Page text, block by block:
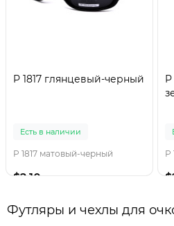
P 1817 глянцевый-черный
Есть в наличии
P 1817 матовый-черный
$2.10
Футляры и чехлы для